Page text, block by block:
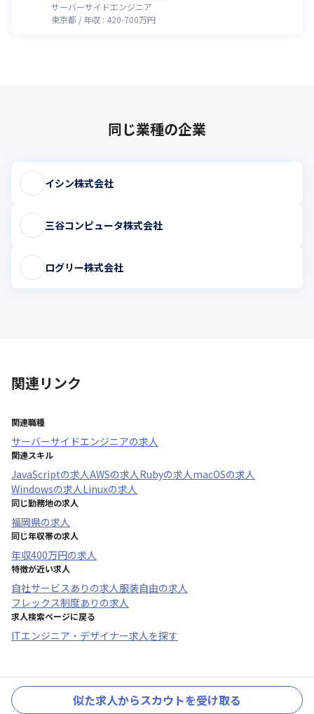
サーバーサイドエンジニア
東京都
年収 : 420-700万円
同じ業種の企業
イシン株式会社
三谷コンピュータ株式会社
ログリー株式会社
関連リンク
関連職種
サーバーサイドエンジニアの求人
関連スキル
JavaScriptの求人AWSの求人Rubyの求人macOSの求人
Windowsの求人Linuxの求人
同じ勤務地の求人
福岡県の求人
同じ年収帯の求人
年収400万円の求人
特徴が近い求人
自社サービスあり の求人服装自由の求人
フレックス制度あり の求人
求人検索ページに戻る
ITエンジニア・デザイナー求人を探す
似た求人からスカウトを受け取る